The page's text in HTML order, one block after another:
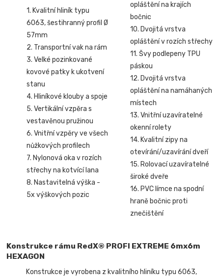
1. Kvalitní hliník typu
6063, šestihranný profil Ø
57mm
2. Transportní vak na rám
3. Velké pozinkované
kovové patky k ukotvení
stanu
4. Hliníkové klouby a spoje
5. Vertikální vzpěra s
vestavěnou pružinou
6. Vnitřní vzpěry ve všech
nůžkových profilech
7. Nylonová oka v rozích
střechy na kotvící lana
8. Nastavitelná výška -
5x výškových pozic
opláštění na krajích
bočnic
10. Dvojitá vrstva
opláštění v rozích střechy
11. Švy podlepeny TPU
páskou
12. Dvojitá vrstva
opláštění na namáhaných
místech
13. Vnitřní uzavíratelné
okenní rolety
14. Kvalitní zipy na
otevírání/uzavírání dveří
15. Rolovací uzavíratelné
široké dveře
16. PVC límce na spodní
hraně bočnic proti
znečištění
Konstrukce rámu RedX® PROFI EXTREME 6mx6m
HEXAGON
Konstrukce je vyrobena z kvalitního hliníku typu 6063,